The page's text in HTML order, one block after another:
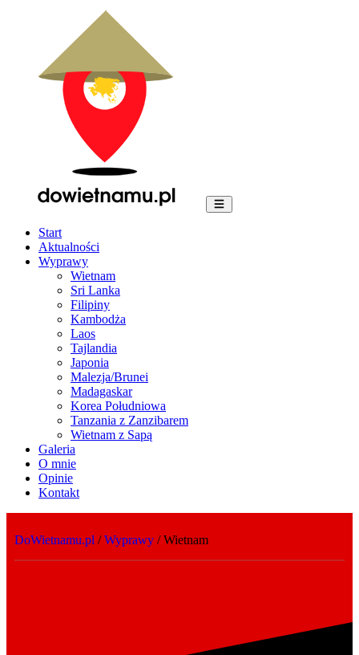
Start
Aktualności
Wyprawy
Wietnam
Sri Lanka
Filipiny
Kambodża
Laos
Tajlandia
Japonia
Malezja/Brunei
Madagaskar
Korea Południowa
Tanzania z Zanzibarem
Wietnam z Sapą
Galeria
O mnie
Opinie
Kontakt
DoWietnamu.pl /Wyprawy /Wietnam